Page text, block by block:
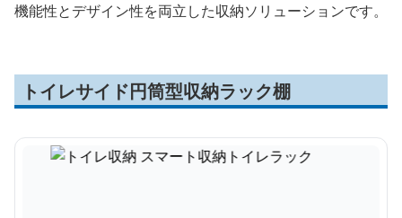
機能性とデザイン性を両立した収納ソリューションです。
トイレサイド円筒型収納ラック棚